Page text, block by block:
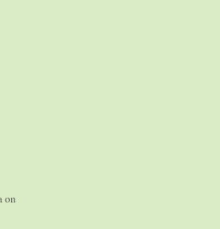
on